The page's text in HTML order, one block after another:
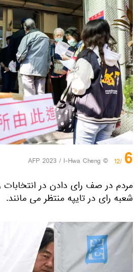
6
/12
© AFP 2023 / I-Hwa Cheng
مردم در صف رای دادن در
شعبه رای در تایپه منتظر می مانند.